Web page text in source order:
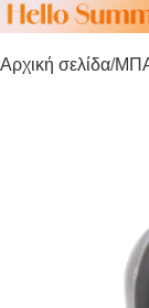
Αρχική σελίδα